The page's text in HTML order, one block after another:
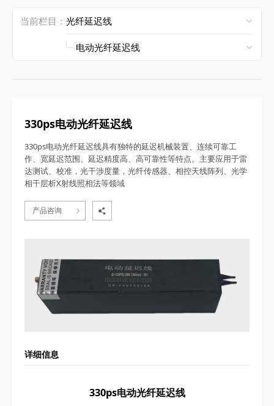
当前栏目：
330ps电动光纤延迟线
330ps电动光纤延迟线具有独特的延迟机械装置、连续可靠工
作、宽延迟范围、延迟精度高、高可靠性等特点。主要应用于雷
达测试、校准，光干涉度量，光纤传感器、相控天线阵列、光学
相干层析X射线照相法等领域
产品咨询
详细信息
330ps电动光纤延迟线